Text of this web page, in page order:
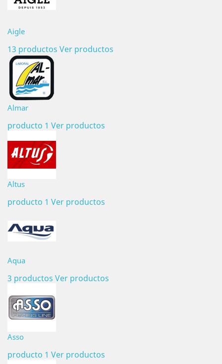
Aigle
13 productos Ver productos
Almar
producto 1 Ver productos
Altus
producto 1 Ver productos
Aqua
3 productos Ver productos
Asso
producto 1 Ver productos